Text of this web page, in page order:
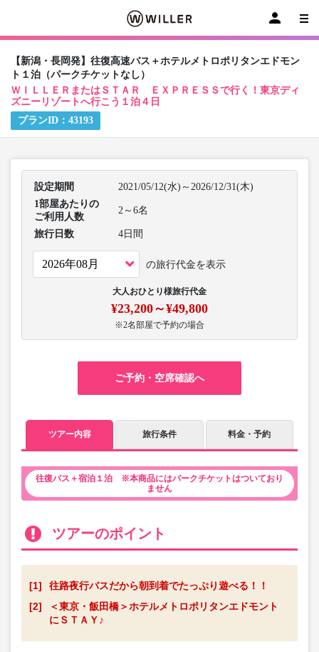
【新潟・長岡発】往復高速バス＋ホテルメトロポリタンエドモン
ト１泊（パークチケットなし）
ＷＩＬＬＥＲまたはＳＴＡＲ ＥＸＰＲＥＳＳで行く！東京ディ
ズニーリゾートへ行こう１泊４日
プランID： 43193
設定期間
2021/05/12(水)～2026/12/31(木)
1部屋あたりの
ご利用人数
2～6名
旅行日数 4日間
の旅行代金を表示
大人おひとり様旅行代金
¥23,200～¥49,800
※2名部屋で予約の場合
ご予約・空席確認へ
ツアー内容 旅行条件 料金・予約
往復バス＋宿泊１泊 ※本商品にはパークチケットはついており
ません
ツアーのポイント
[1]
往路夜行バスだから朝到着でたっぷり遊べる！！
[2]
＜東京・飯田橋＞ホテルメトロポリタンエドモント
にＳＴＡＹ♪